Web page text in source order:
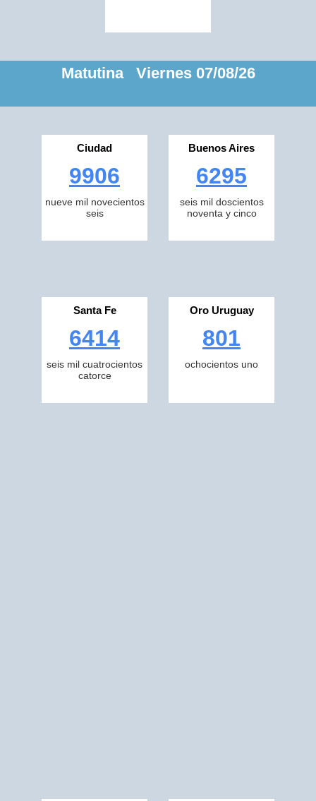
Matutina Viernes 07/08/26
Ciudad
9906
nueve mil novecientos
seis
Buenos Aires
6295
seis mil doscientos
noventa y cinco
Santa Fe
6414
seis mil cuatrocientos
catorce
Oro Uruguay
801
ochocientos uno